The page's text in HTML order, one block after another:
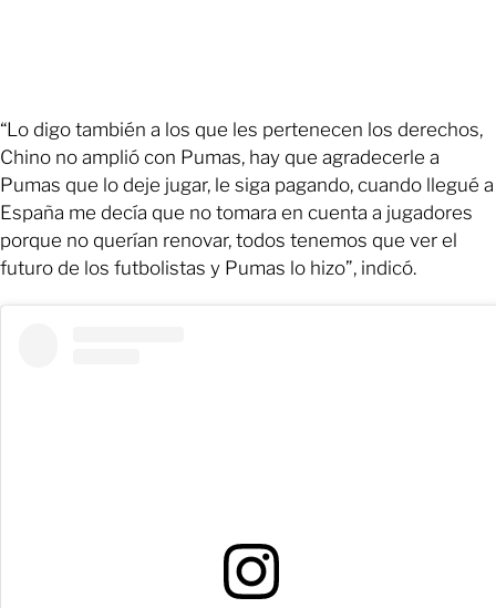
“Lo digo también a los que les pertenecen los derechos,
Chino no amplió con Pumas, hay que agradecerle a
Pumas que lo deje jugar, le siga pagando, cuando llegué a
España me decía que no tomara en cuenta a jugadores
porque no querían renovar, todos tenemos que ver el
futuro de los futbolistas y Pumas lo hizo”, indicó.